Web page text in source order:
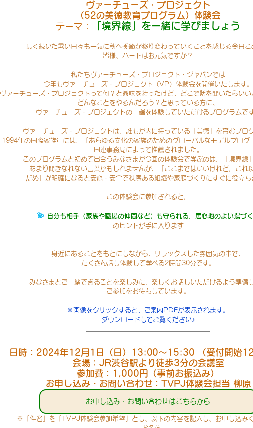
ヴァーチューズ・プロジェクト
（52の美徳教育プログラム）体験会
テーマ：
「境界線」を一緒に学びましょう
長く続いた暑い日々も一気に秋へ季節が移り変わっていくことを感じる今日こ
皆様、ハートはお元気ですか？
私たちヴァーチューズ・プロジェクト・ジャパンでは
今年もヴァーチューズ・プロジェクト（VP）体験会を開催いたします。
ヴァーチューズ・プロジェクトって何？と興味を持ったけど、どこで話を聞いたらいい
どんなことをやるんだろう？と思っている方に、
ヴァーチューズ・プロジェクトの一端を体験していただけるプログラムです
ヴァーチューズ・プロジェクトは，誰もが内に持っている「美徳」を育むプログ
1994年の国際家族年には，「あらゆる文化の家族のためのグローバルなモデルプログ
国連事務局によって推薦されました。
このプログラムと初めて出合うみなさまが今回の体験会で学ぶのは，「境界線」
あまり聞きなれない言葉かもしれませんが，「ここまではいいけれど，これ
だめ」が明確になると安心・安全で秩序ある組織や家庭づくりにすぐに役立ち
この体験会に参加されると，
💫 自分も相手（家族や職場の仲間など）も守られる，居心地のよい場づ
のヒントが手に入ります
身近にあることをもとにしながら，リラックスした雰囲気の中で，
たくさん話し体験して学べる2時間30分です。
みなさまとご一緒できることを楽しみに，楽しくお話しいただけるよう準備し
ご参加をお待ちしています。
※画像をクリックすると、ご案内PDFが表示されます。
ダウンロードしてご覧ください♪
日時：2024年12月1日（日）13:00～15:30 （受付開始
会場：JR渋谷駅より徒歩3分の会議室
参加費：1,000円（事前お振込み）
お申し込み・お問い合わせ：TVPJ体験会担当 柳原
お申し込み・お問い合わせはこちらから
※「件名」を「TVPJ体験会参加希望」とし、以下の内容を記入し、お申し込みく